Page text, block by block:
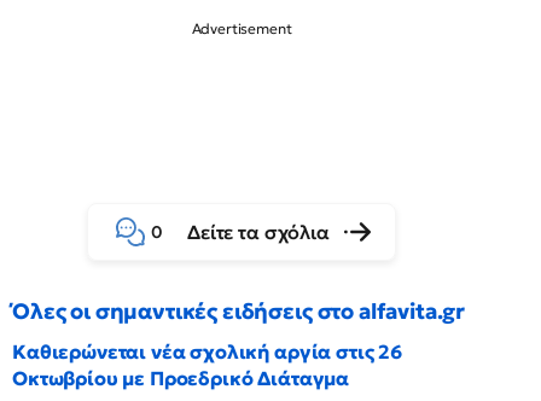
0 Δείτε τα σχόλια
Όλες οι σημαντικές ειδήσεις στο alfavita.gr
Καθιερώνεται νέα σχολική αργία στις 26
Οκτωβρίου με Προεδρικό Διάταγμα